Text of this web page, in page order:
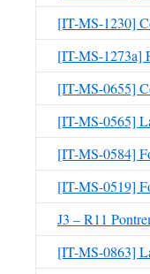
[IT-MS-1230]
[IT-MS-1273a]
[IT-MS-0655]
[IT-MS-0565]
[IT-MS-0584]
[IT-MS-0519]
J3 – R11
[IT-MS-0863]